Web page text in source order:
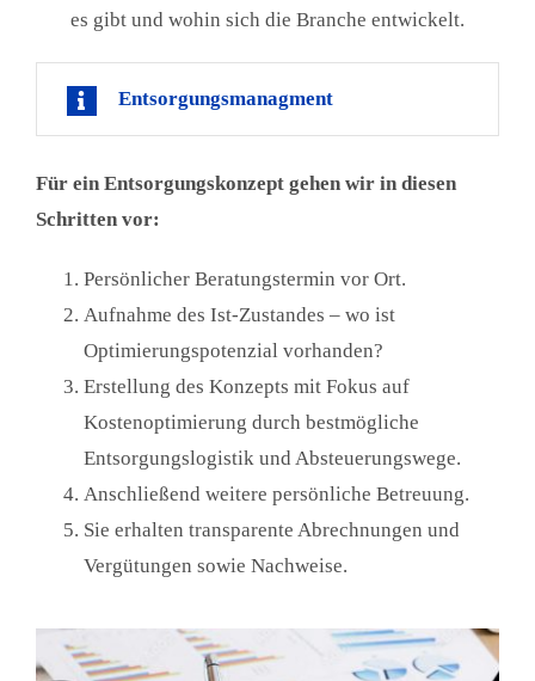
es gibt und wohin sich die Branche entwickelt.
Entsorgungsmanagment
Für ein Entsorgungskonzept gehen wir in diesen
Schritten vor:
Persönlicher Beratungstermin vor Ort.
Aufnahme des Ist-Zustandes – wo ist
Optimierungspotenzial vorhanden?
Erstellung des Konzepts mit Fokus auf
Kostenoptimierung durch bestmögliche
Entsorgungslogistik und Absteuerungswege.
Anschließend weitere persönliche Betreuung.
Sie erhalten transparente Abrechnungen und
Vergütungen sowie Nachweise.